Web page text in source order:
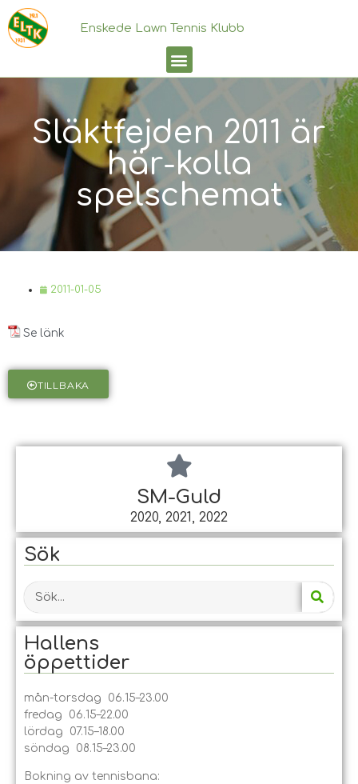
Enskede Lawn Tennis Klubb
Släktfejden 2011 är
här-kolla
spelschemat
2011-01-05
Se länk
TILLBAKA
SM-Guld
2020, 2021, 2022
Sök
Hallens
öppet­tider
mån-torsdag 06.15–23.00
fredag 06.15–22.00
lördag 07.15–18.00
söndag 08.15–23.00
Bokning av tennisbana: